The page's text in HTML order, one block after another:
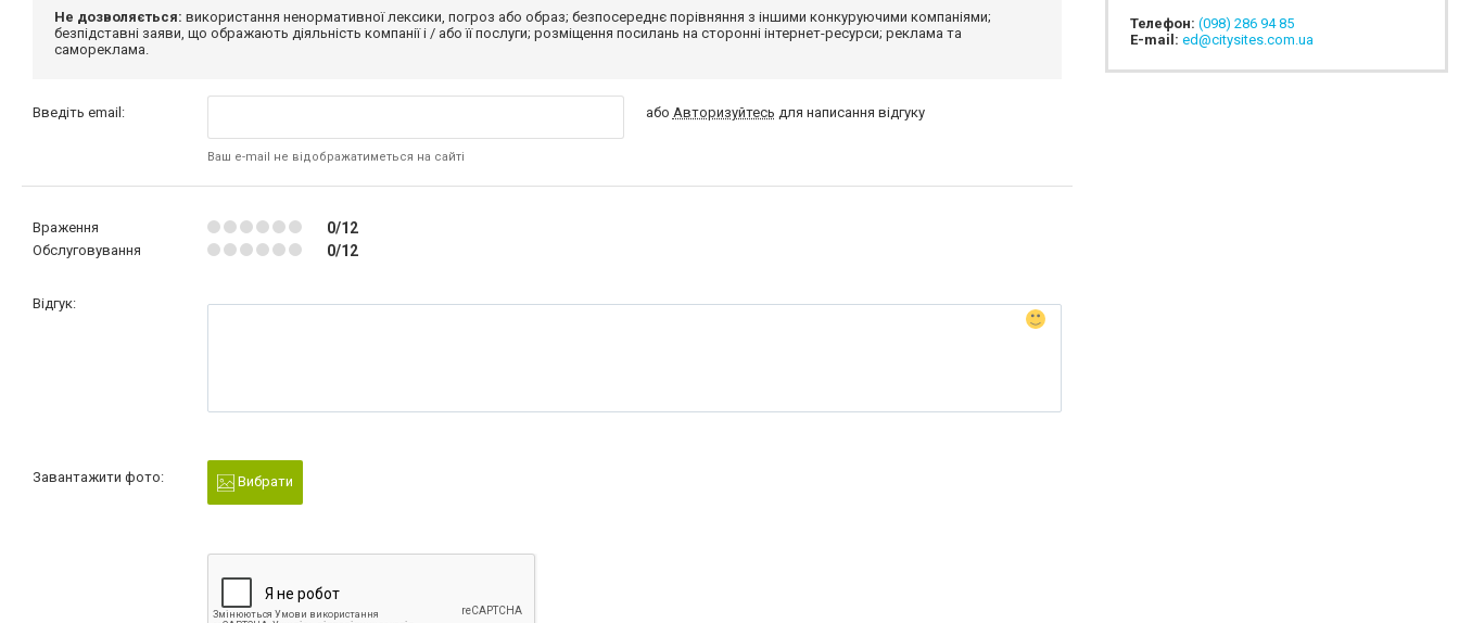
Не дозволяється: використання ненормативної лексики, погроз або образ; безпосереднє порівняння з іншими конкуруючими компаніями;
безпідставні заяви, що ображають діяльність компанії і / або її послуги; розміщення посилань на сторонні інтернет-ресурси; реклама та
самореклама.
Введіть email:
Ваш e-mail не відображатиметься на сайті
або Авторизуйтесь для написання відгуку
Враження 0/12
Обслуговування 0/12
Відгук:
Завантажити фото: Вибрати
Телефон: (098) 286 94 85
E-mail: ed@citysites.com.ua